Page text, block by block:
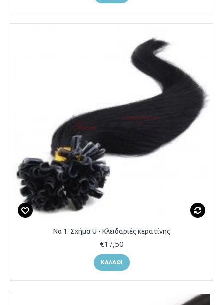
Νο 1. Σχήμα U - Κλειδαριές κερατίνης
€17,50
ΚΑΛΆΘΙ